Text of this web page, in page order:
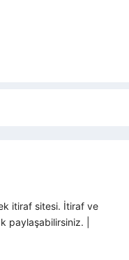
itiraf sitesi. İtiraf ve
paylaşabilirsiniz. |